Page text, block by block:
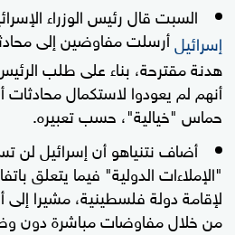
السبت قال رئيس الوزراء
إسرائيلأرسلت مفاوضين إلى
هدنة مقترحة، بناء على طلب
أنهم لم يعودوا لاستكمال
حماس "خيالية"، حسب تعبيره.
أضاف نتنياهو أن إسرائيل لن
"الإملاءات الدولية" فيما يتعلق
لإقامة دولة فلسطينية، مشيرا إلى
من خلال مفاوضات مباشرة دون